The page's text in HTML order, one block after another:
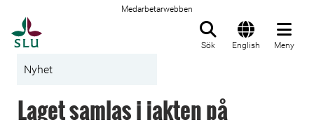
Medarbetarwebben
Sök English Meny
Nyhet
Laget samlas i jakten på